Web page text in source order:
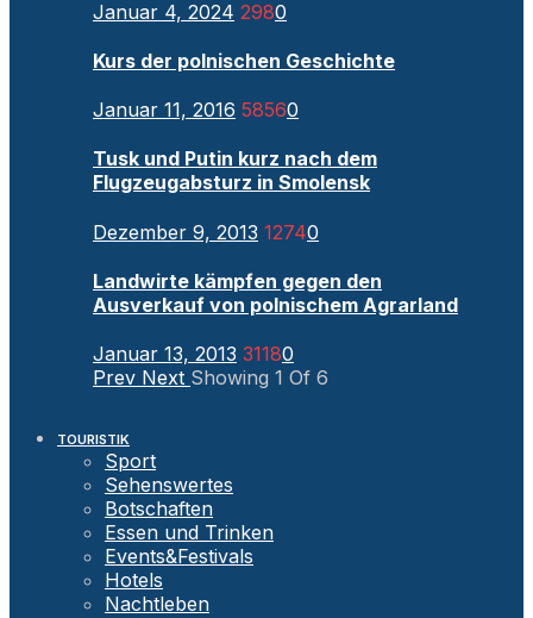
Januar 4, 2024 2980
Kurs der polnischen Geschichte
Januar 11, 2016 58560
Tusk und Putin kurz nach dem
Flugzeugabsturz in Smolensk
Dezember 9, 2013 12740
Landwirte kämpfen gegen den
Ausverkauf von polnischem Agrarland
Januar 13, 2013 31180
Prev Next Showing 1 Of 6
TOURISTIK
Sport
Sehenswertes
Botschaften
Essen und Trinken
Events&Festivals
Hotels
Nachtleben